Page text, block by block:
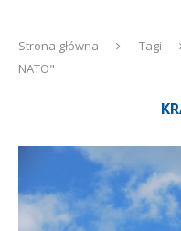
Strona główna Tagi
NATO"